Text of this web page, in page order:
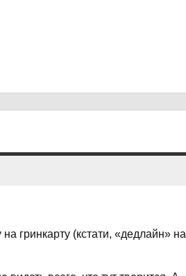
гринкарту (кстати, «дедлайн» на